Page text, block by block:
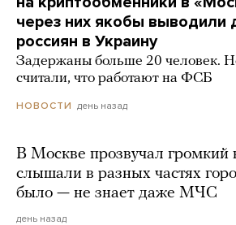
через них якобы выводили
россиян в Украину
Задержаны больше 20 человек.
считали, что работают на ФСБ
НОВОСТИ день назад
В Москве прозвучал громкий
слышали в разных частях
было — не знает даже МЧС
день назад